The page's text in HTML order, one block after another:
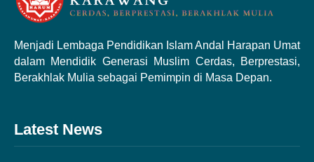
Menjadi Lembaga Pendidikan Islam Andal Harapan Umat
dalam Mendidik Generasi Muslim Cerdas, Berprestasi,
Berakhlak Mulia sebagai Pemimpin di Masa Depan.
Latest News